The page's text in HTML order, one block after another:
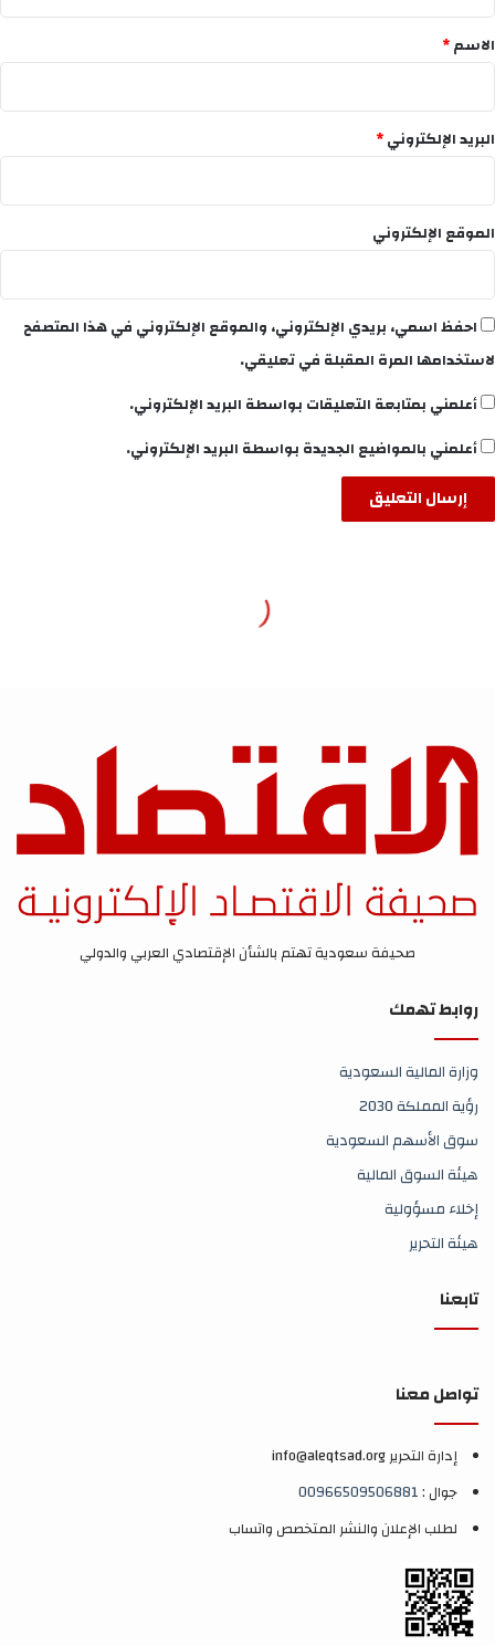
صحيفة سعودية تهتم بالشأن الإقتصادي العربي والدولي
روابط تهمك
وزارة المالية السعودية
رؤية المملكة 2030
سوق الأسهم السعودية
هيئة السوق المالية
إخلاء مسؤولية
هيئة التحرير
تابعنا
تواصل معنا
إدارة التحرير info@aleqtsad.org
جوال :00966509506881
لطلب الإعلان والنشر المتخصص واتساب